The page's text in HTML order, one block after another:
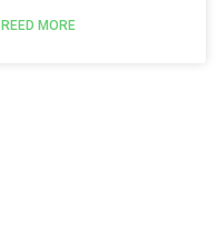
REED MORE